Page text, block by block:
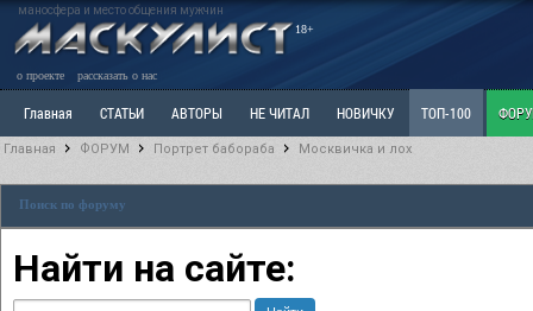
маносфера и место общения мужчин
18+
о проекте рассказать о нас
Главная СТАТЬИ АВТОРЫ НЕ ЧИТАЛ НОВИЧКУ ТОП-100
Ветка: Расстаюсь или Развожусь. САНЧАС
РАЗДЕЛ: Разное
Главная ФОРУМ Портрет бабораба Москвичка и лох
Поиск по форуму
Найти на сайте: